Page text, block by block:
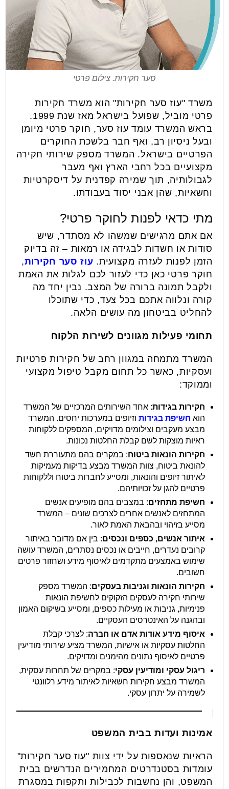
סער חקירות. צילום פרטי
משרד "עוז סער חקירות" הוא משרד חקירות
פרטי מוביל, שפועל בישראל מאז שנת 1999.
בראש המשרד עומד עוז סער, חוקר פרטי מיומן
ובעל ניסיון רב, ואף חבר בלשכת החוקרים
הפרטיים בישראל. המשרד מספק שירותי חקירה
מקצועיים בכל רחבי הארץ ואף מעבר
לגבולותיה, תוך שמירה קפדנית על דיסקרטיות
וחשאיות, שהן אבני יסוד בעבודתו.
מתי כדאי לפנות לחוקר פרטי?
אם אתם מרגישים שמשהו לא מסתדר, שיש
סודות או חשדות לבגידה או רמאות – זה בדיוק
הזמן לפנות לעזרה מקצועית. עוז סער חקירות,
חוקר פרטי כאן כדי לעזור לכם לגלות את האמת
ולקבל תמונה ברורה של המצב. נבין יחד מה
קורה ונלווה אתכם בכל צעד, כדי שתוכלו
להחליט בביטחון מה עושים הלאה.
תחומי פעילות מגוונים לשירות הלקוח
המשרד מתמחה במגוון רחב של חקירות פרטיות
ועסקיות, כאשר כל תחום מקבל טיפול מקצועי
וממוקד:
חקירות בגידות: אחד השירותים המרכזיים של המשרד
הוא חשיפת בגידות וזיופים במערכות יחסים. המשרד
מבצע מעקבים וצילומים מדויקים, המספקים ללקוחות
ראיות מוצקות לשם קבלת החלטות נכונות.
חקירות הונאות ביטוח: במקרים בהם מתעוררת חשד
להונאת ביטוח, צוות המשרד מבצע בדיקות מעמיקות
לאיתור זיופים והונאות, ומסייע לחברות ביטוח וללקוחות
פרטיים להגן על זכויותיהם.
חשיפת מתחזים: במצבים בהם מופיעים אנשים
המתחזים לאנשים אחרים לצרכים שונים – המשרד
מסייע בזיהוי ובהבאת האמת לאור.
איתור אנשים, כספים ונכסים: בין אם מדובר באיתור
קרובים נעדרים, חייבים או נכסים נסתרים, המשרד עושה
שימוש באמצעים מתקדמים לאיסוף מידע ושחזור פרטים
חשובים.
חקירות הונאות וגניבות בעסקים: המשרד מספק
שירותי חקירה לעסקים הזקוקים לחשיפת הונאות
פנימיות, גניבות או מעילות כספים, ומסייע בשיקום האמון
ובהגנה על האינטרסים העסקיים.
איסוף מידע אודות אדם או חברה: לצרכי קבלת
החלטות עסקיות או אישיות, המשרד מציע שירותי מודיעין
פרטיים לאיסוף נתונים מהימנים ומדויקים.
ריגול עסקי ומודיעין עסקי: במקרים של תחרות עסקית,
המשרד מבצע חקירות חשאיות לאיתור מידע רלוונטי
לשמירה על יתרון עסקי.
אמינות ועדות בבית המשפט
הראיות שנאספות על ידי צוות "עוז סער חקירות"
עומדות בסטנדרטים המחמירים הנדרשים בבית
המשפט, והן נחשבות לכבילות ותקפות במסגרת